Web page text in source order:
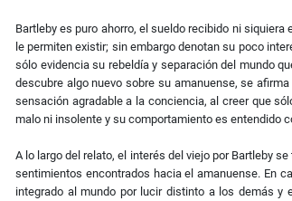
Bartleby es puro ahorro, el sueldo recibido ni
le permiten existir; sin embargo denotan su poco
sólo evidencia su rebeldía y separación del mundo
descubre algo nuevo sobre su amanuense, se
sensación agradable a la conciencia, al creer que
malo ni insolente y su comportamiento es entendido
A lo largo del relato, el interés del viejo por Bartleby
sentimientos encontrados hacia el amanuense. En
integrado al mundo por lucir distinto a los demás y